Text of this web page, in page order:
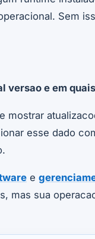
Sem
versao e em
mostrar
esse dado
e
mas sua